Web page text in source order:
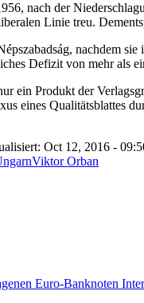
nach der
Linie treu.
nachdem
Defizit von mehr als
ein Produkt der
eines Qualitätsblattes
Oct 12, 2016 -
Viktor Orban
Euro-Banknoten